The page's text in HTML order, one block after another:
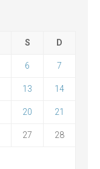
S D
6 7
13 14
20 21
27 28